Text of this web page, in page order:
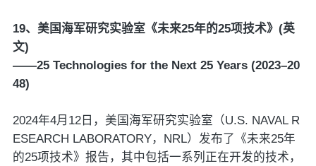
19、美国海军研究实验室《未来25年的25项技术》(英
文)
——25 Technologies for the Next 25 Years (2023–20
48)
2024年4月12日，美国海军研究实验室（U.S. NAVAL R
ESEARCH LABORATORY，NRL）发布了《未来25年
的25项技术》报告，其中包括一系列正在开发的技术，